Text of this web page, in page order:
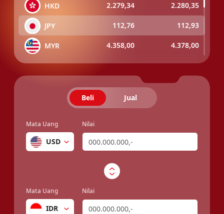
Beli Jual
Mata Uang
USD
Nilai
Mata Uang
IDR
Nilai
HKD 2.279,34 2.280,35
JPY 112,76 112,93
MYR 4.358,00 4.378,00
NZD 10.480,00 10.500,00
4.751,00 4.769,00